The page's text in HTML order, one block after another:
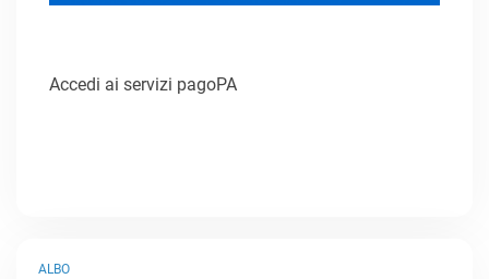
Accedi ai servizi pagoPA
ALBO